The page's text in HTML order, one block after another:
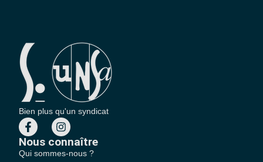
Bien plus qu'un syndicat
Nous connaître
Qui sommes-nous ?